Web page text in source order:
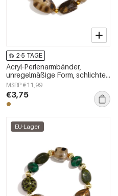
2-5 TAGE
Acryl-Perlenarmbänder,
unregelmäßige Form, schlichte
Alltagsserie, Damenschmuck
MSRP €11,99
€3,75
EU-Lager